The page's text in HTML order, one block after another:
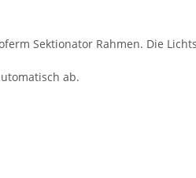
Sektionator Rahmen. Die
ab.